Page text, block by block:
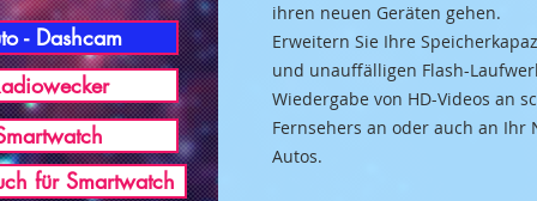
ihren neuen Geräten gehen.
Erweitern Sie Ihre
und unauffälligen Flash-
Wiedergabe von HD-Videos an
Fernsehers an oder auch an Ihr
Autos.
- Dashcam
für Smartwatch